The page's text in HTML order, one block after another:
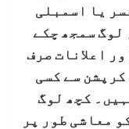
یا اسمبلی
لوگ سمجھ چکے
اعلانات صرف
سے کسی
کچھ لوگ
معاشی طور پر